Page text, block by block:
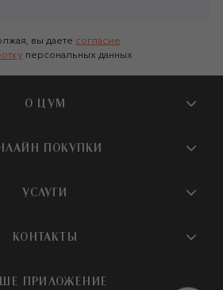
вы даете согласие
персональных данных
О ЦУМ
О магазине
Бутики и ПВЗ ЦУМ
Карьера
ПОКУПКИ
Доставка
УСЛУГИ
Подарочная карта
КОНТАКТЫ
ПРИЛОЖЕНИЕ